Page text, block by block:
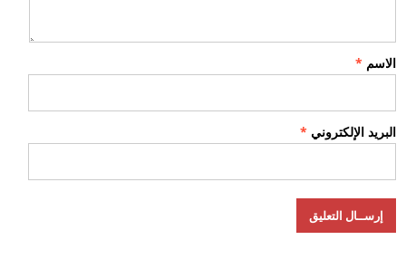
الاسم *
البريد الإلكتروني *